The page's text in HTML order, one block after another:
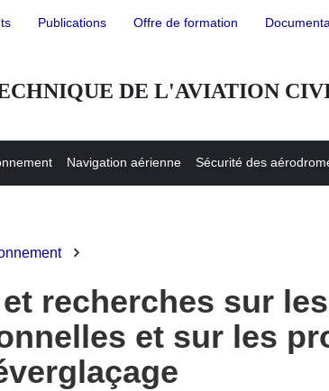
Publications Offre de formation
DE L'AVIATION
Navigation aérienne Sécurité des
recherches sur
et sur les